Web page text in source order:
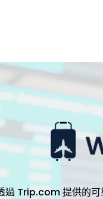
Trip.com 提供的可